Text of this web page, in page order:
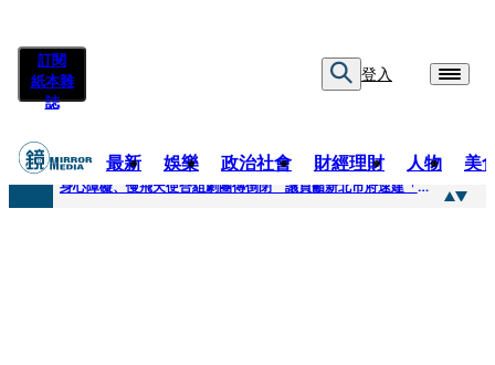
訂閱
紙本雜
誌
登入
最新 娛樂 政治社會 財經理財 人物 美
快訊
身心障礙、慢飛天使合組劇團傳倒閉 議員籲新北市府速建「文化藝術急難協助專案」